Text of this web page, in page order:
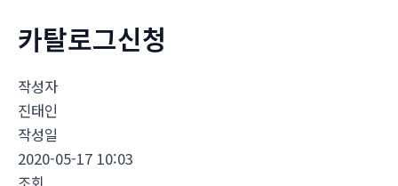
카탈로그신청
작성자
진태인
작성일
2020-05-17 10:03